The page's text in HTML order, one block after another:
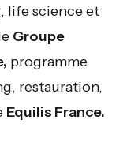
life science et
Groupe
programme
restauration,
Equilis France.